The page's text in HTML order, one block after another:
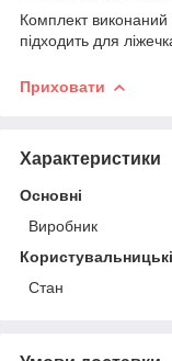
Комплект виконаний
підходить для
Приховати
Характеристики
Основні
Виробник
Стан